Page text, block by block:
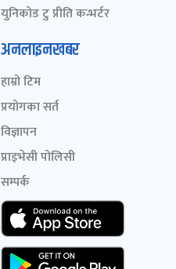
युनिकोड टु प्रीति कन्भर्टर
अनलाइनखबर
हाम्रो टिम
प्रयोगका सर्त
विज्ञापन
प्राइभेसी पोलिसी
सम्पर्क